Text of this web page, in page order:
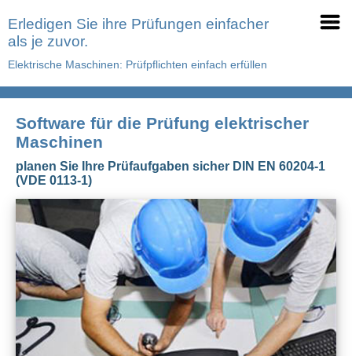
Erledigen Sie ihre Prüfungen einfacher
als je zuvor.
Elektrische Maschinen: Prüfpflichten einfach erfüllen
Software für die Prüfung elektrischer
Maschinen
planen Sie Ihre Prüfaufgaben sicher DIN EN 60204-1
(VDE 0113-1)